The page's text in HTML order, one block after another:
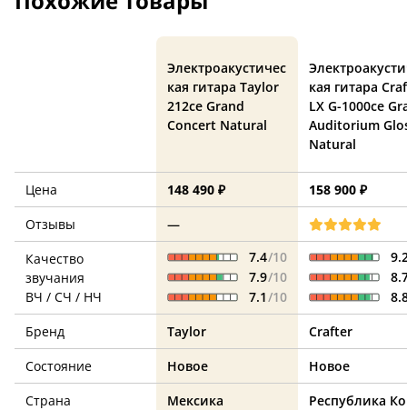
Электроакустичес
кая гитара Taylor
212ce Grand
Concert Natural
кая гитара
LX G-1000ce
Auditorium
Natural
Цена 148 490 ₽
158 900 ₽
Отзывы
—
Качество
звучания
ВЧ / СЧ / НЧ
7.4/10
7.9/10
7.1/10
Бренд
Taylor
Crafter
Состояние
Новое
Новое
Страна
Мексика Республика